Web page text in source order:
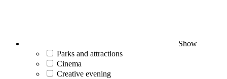
Show
Parks and attractions
Cinema
Creative evening